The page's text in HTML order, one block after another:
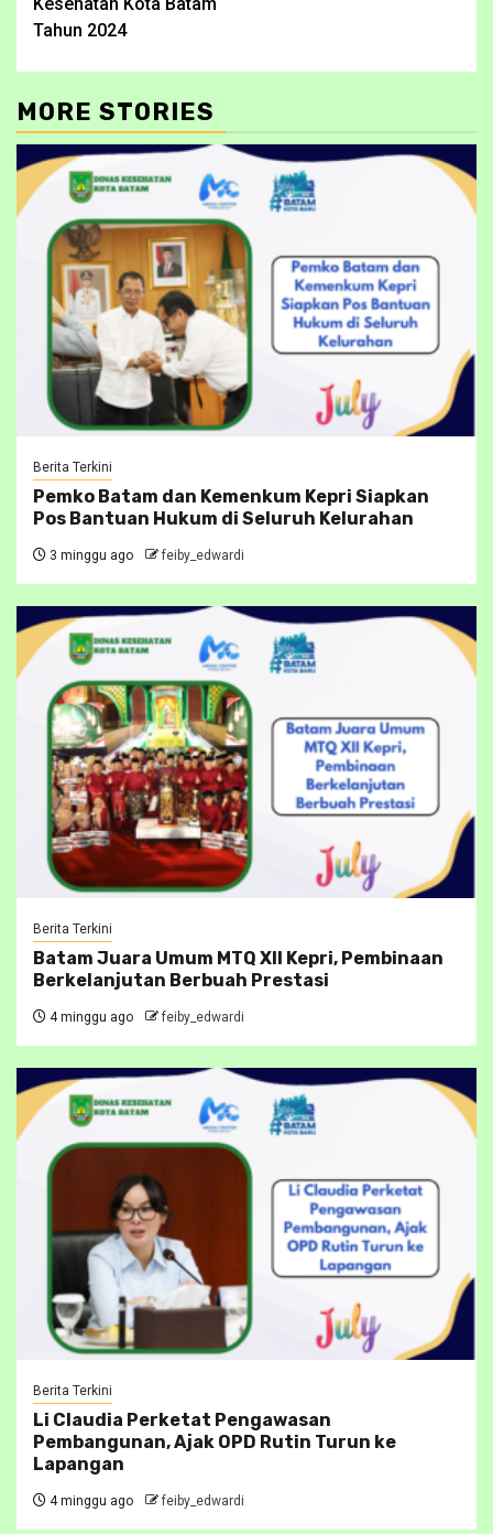
Kesehatan Kota Batam
Tahun 2024
MORE STORIES
Berita Terkini
Pemko Batam dan Kemenkum Kepri Siapkan
Pos Bantuan Hukum di Seluruh Kelurahan
3 minggu ago feiby_edwardi
Berita Terkini
Batam Juara Umum MTQ XII Kepri, Pembinaan
Berkelanjutan Berbuah Prestasi
4 minggu ago feiby_edwardi
Berita Terkini
Li Claudia Perketat Pengawasan
Pembangunan, Ajak OPD Rutin Turun ke
Lapangan
4 minggu ago feiby_edwardi